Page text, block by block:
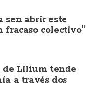
sen abrir este
fracaso colectivo"
de Lilium tende
a través dos